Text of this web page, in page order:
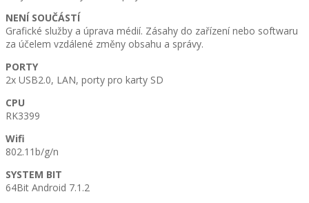
NENÍ SOUČÁSTÍ
Grafické služby a úprava médií. Zásahy do zařízení nebo softwaru
za účelem vzdálené změny obsahu a správy.
PORTY
2x USB2.0, LAN, porty pro karty SD
CPU
RK3399
Wifi
802.11b/g/n
SYSTEM BIT
64Bit Android 7.1.2